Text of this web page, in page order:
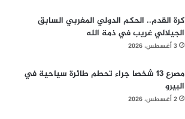
كرة القدم.. الحكم الدولي المغربي السابق
الجيلالي غريب في ذمة الله
3 أغسطس، 2026
مصرع 13 شخصا جراء تحطم طائرة سياحية في
البيرو
2 أغسطس، 2026